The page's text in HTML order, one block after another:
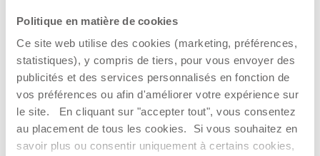
Politique en matière de cookies
Ce site web utilise des cookies (marketing, préférences,
statistiques), y compris de tiers, pour vous envoyer des
publicités et des services personnalisés en fonction de
vos préférences ou afin d'améliorer votre expérience sur
le site. En cliquant sur "accepter tout", vous consentez
au placement de tous les cookies. Si vous souhaitez en
savoir plus ou consentir uniquement à certains cookies,
ultrasons silencieuse
évite de perturber le
sommeil des adultes
et des enfants.
chaude.